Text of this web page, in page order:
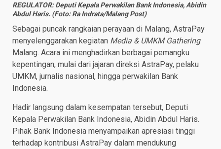
REGULATOR: Deputi Kepala Perwakilan Bank Indonesia, Abidin
Abdul Haris. (Foto: Ra Indrata/Malang Post)
Sebagai puncak rangkaian perayaan di Malang, AstraPay
menyelenggarakan kegiatan Media & UMKM Gathering
Malang. Acara ini menghadirkan berbagai pemangku
kepentingan, mulai dari jajaran direksi AstraPay, pelaku
UMKM, jurnalis nasional, hingga perwakilan Bank
Indonesia.
Hadir langsung dalam kesempatan tersebut, Deputi
Kepala Perwakilan Bank Indonesia, Abidin Abdul Haris.
Pihak Bank Indonesia menyampaikan apresiasi tinggi
terhadap kontribusi AstraPay dalam mendukung